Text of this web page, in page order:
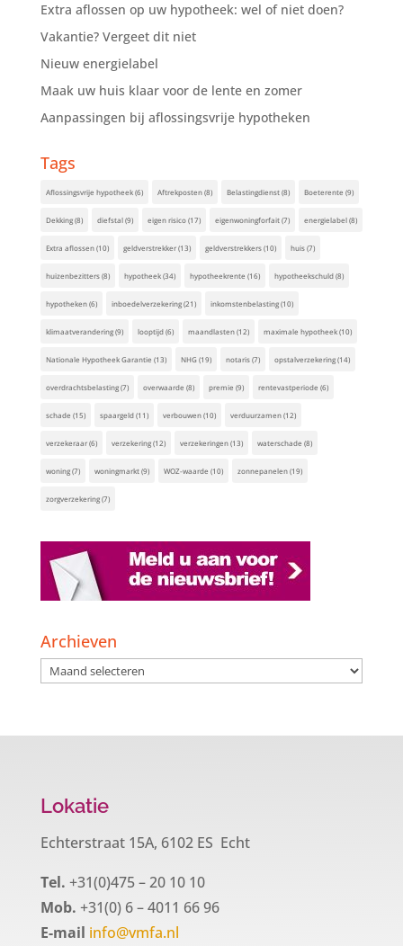
Extra aflossen op uw hypotheek: wel of niet doen?
Vakantie? Vergeet dit niet
Nieuw energielabel
Maak uw huis klaar voor de lente en zomer
Aanpassingen bij aflossingsvrije hypotheken
Tags
Aflossingsvrije hypotheek(6) Aftrekposten(8) Belastingdienst(8) Boeterente (9)
Dekking(8) diefstal(9) eigen risico(17) eigenwoningforfait(7) energielabel(8)
Extra aflossen(10) geldverstrekker(13) geldverstrekkers(10) huis(7)
huizenbezitters(8) hypotheek(34) hypotheekrente (16) hypotheekschuld(8)
hypotheken(6) inboedelverzekering(21) inkomstenbelasting(10)
klimaatverandering(9) looptijd(6) maandlasten(12) maximale hypotheek(10)
Nationale Hypotheek Garantie (13) NHG(19) notaris(7) opstalverzekering(14)
overdrachtsbelasting(7) overwaarde (8) premie (9) rentevastperiode (6)
schade (15) spaargeld(11) verbouwen(10) verduurzamen(12)
verzekeraar(6) verzekering(12) verzekeringen(13) waterschade (8)
woning(7) woningmarkt(9) WOZ-waarde (10) zonnepanelen(19)
zorgverzekering(7)
Archieven
Archieven
Lokatie
Echterstraat 15A, 6102 ES Echt
Tel. +31(0)475 – 20 10 10
Mob. +31(0) 6 – 4011 66 96
E-mail info@vmfa.nl